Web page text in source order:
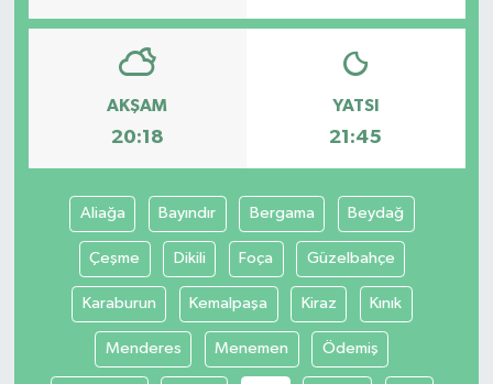
AKŞAM
20:18
YATSI
21:45
Aliağa Bayındır Bergama Beydağ
Çeşme Dikili Foça Güzelbahçe
Karaburun Kemalpaşa Kiraz Kınık
Menderes Menemen Ödemiş